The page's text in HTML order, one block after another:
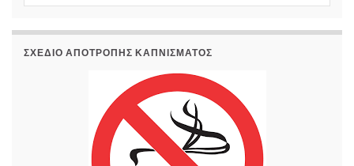
ΣΧΕΔΙΟ ΑΠΟΤΡΟΠΗΣ ΚΑΠΝΙΣΜΑΤΟΣ